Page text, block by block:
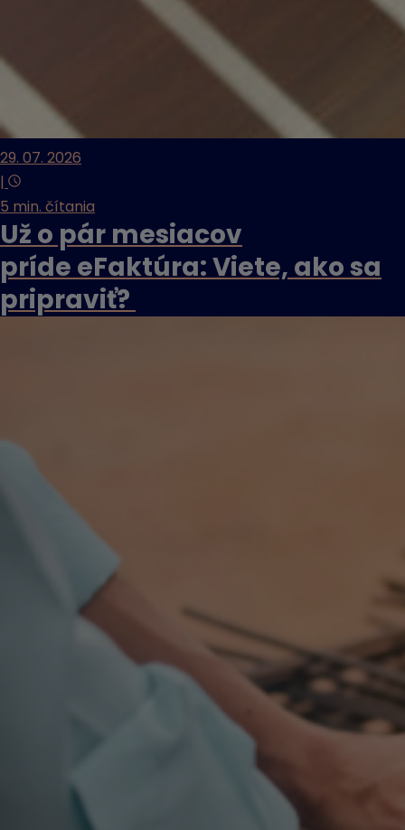
29. 07. 2026
|
5 min. čítania
Už o pár mesiacov
príde eFaktúra: Viete, ako sa
pripraviť?